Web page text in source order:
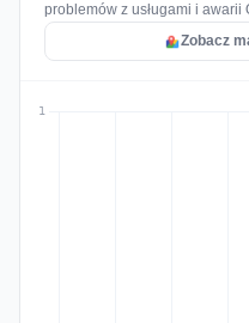
problemów z usługami i
Zobacz